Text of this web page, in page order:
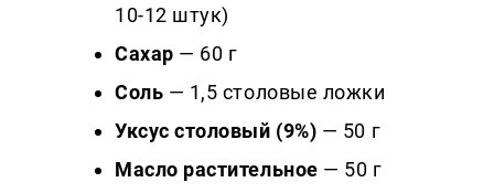
10-12 штук)
Сахар — 60 г
Соль — 1,5 столовые ложки
Уксус столовый (9%) — 50 г
Масло растительное — 50 г